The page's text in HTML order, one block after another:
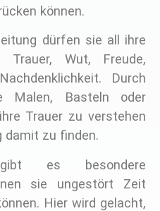
können.
dürfen sie all ihre
Wut, Freude,
Durch
Malen, Basteln oder
Trauer zu verstehen
damit zu finden.
es besondere
sie ungestört Zeit
Hier wird gelacht,